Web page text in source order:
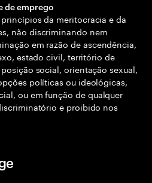
de emprego
da meritocracia e da
não discriminando nem
em razão de ascendência,
estado civil, território de
social, orientação sexual,
políticas ou ideológicas,
ou em função de qualquer
e proibido nos